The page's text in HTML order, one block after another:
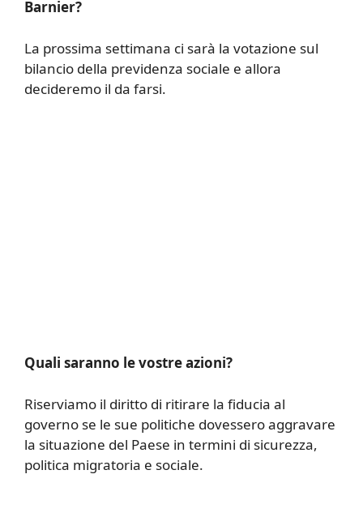
Barnier?
La prossima settimana ci sarà la votazione sul
bilancio della previdenza sociale e allora
decideremo il da farsi.
Quali saranno le vostre azioni?
Riserviamo il diritto di ritirare la fiducia al
governo se le sue politiche dovessero aggravare
la situazione del Paese in termini di sicurezza,
politica migratoria e sociale.